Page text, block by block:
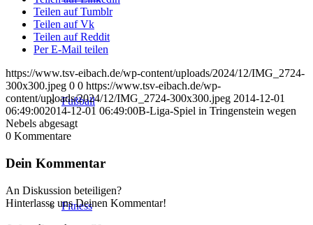
Fußball
Fitness
Teilen auf Tumblr
Teilen auf Vk
Teilen auf Reddit
Per E-Mail teilen
https://www.tsv-eibach.de/wp-content/uploads/2024/12/IMG_2724-
300x300.jpeg 0 0 https://www.tsv-eibach.de/wp-
content/uploads/2024/12/IMG_2724-300x300.jpeg 2014-12-01
06:49:002014-12-01 06:49:00B-Liga-Spiel in Tringenstein wegen
Nebels abgesagt
0 Kommentare
Dein Kommentar
An Diskussion beteiligen?
Hinterlasse uns Deinen Kommentar!